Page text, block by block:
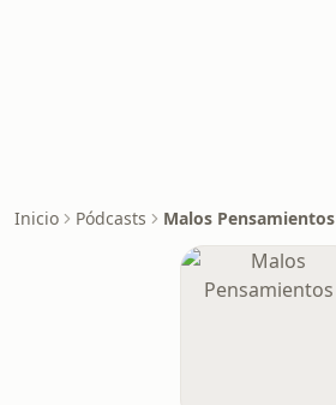
Inicio Pódcasts Malos Pensamientos